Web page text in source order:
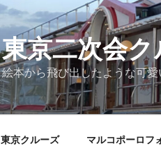
東京二次会
絵本から飛び出したような可
東京クルーズ マルコポーロフ